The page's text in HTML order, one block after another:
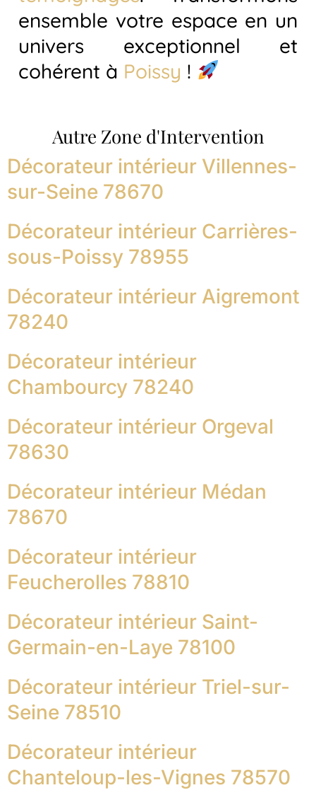
ensemble votre espace en un
univers exceptionnel et
cohérent à Poissy !
Autre Zone d'Intervention
Décorateur intérieur Villennes-
sur-Seine 78670
Décorateur intérieur Carrières-
sous-Poissy 78955
Décorateur intérieur Aigremont
78240
Décorateur intérieur
Chambourcy 78240
Décorateur intérieur Orgeval
78630
Décorateur intérieur Médan
78670
Décorateur intérieur
Feucherolles 78810
Décorateur intérieur Saint-
Germain-en-Laye 78100
Décorateur intérieur Triel-sur-
Seine 78510
Décorateur intérieur
Chanteloup-les-Vignes 78570